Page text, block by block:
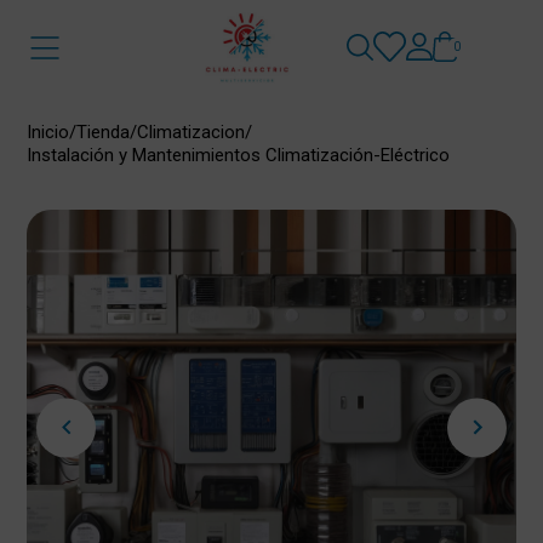
0
Inicio/Tienda/Climatizacion/
Instalación y Mantenimientos Climatización-Eléctrico